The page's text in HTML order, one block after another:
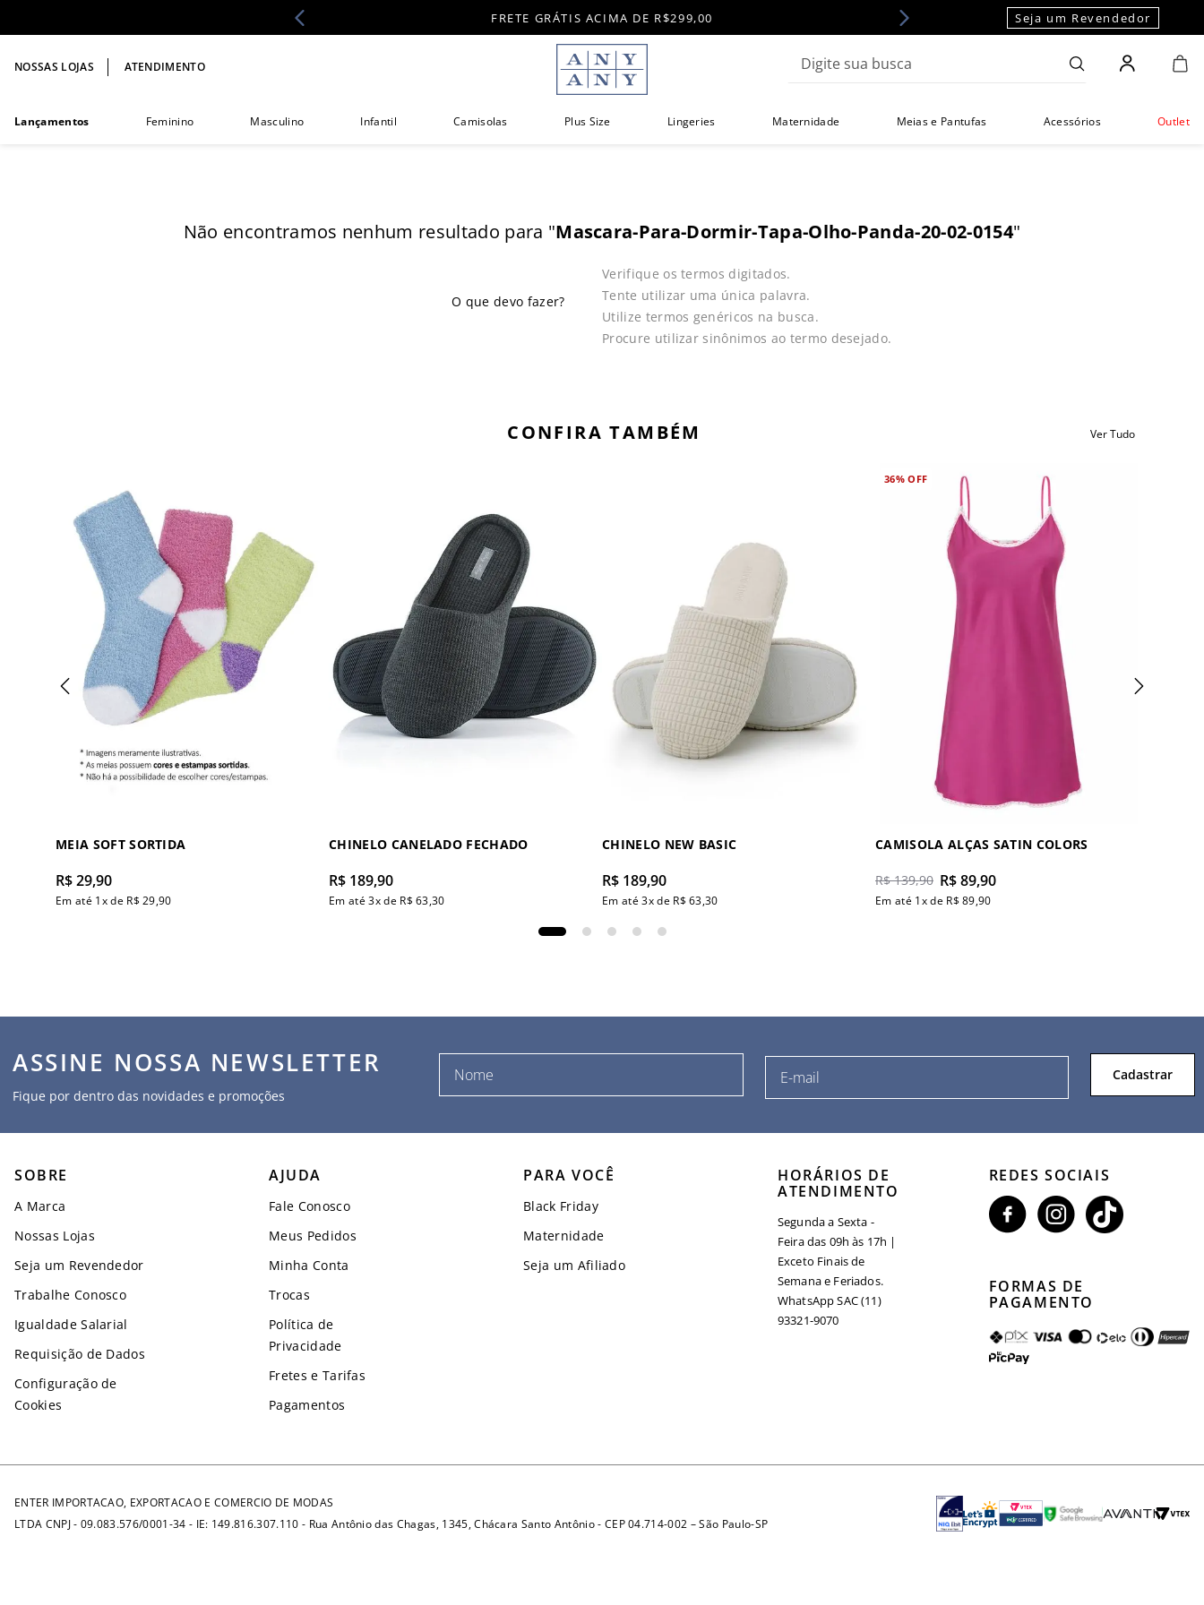
FRETE GRÁTIS ACIMA DE R$299,00 Seja um Revendedor
NOSSAS LOJAS ATENDIMENTO
Lançamentos Feminino Masculino Infantil Camisolas Plus Size Lingeries Maternidade Meias e Pantufas Acessórios Outlet
Não encontramos nenhum resultado para "Mascara-Para-Dormir-Tapa-Olho-Panda-20-02-0154"
Verifique os termos digitados.
Tente utilizar uma única palavra.
Utilize termos genéricos na busca.
Procure utilizar sinônimos ao termo desejado.
CONFIRA TAMBÉM Ver Tudo
MEIA SOFT SORTIDA
R$29,90
Em até 1x de R$ 29,90
CHINELO CANELADO FECHADO
R$ 189,90
Em até3x de R$ 63,30
CHINELO NEW BASIC
R$ 189,90
Em até3x de R$ 63,30
36%OFF
CAMISOLA ALÇAS SATIN COLORS
R$ 139,90 R$89,90
Em até 1x de R$ 89,90
ASSINE NOSSA NEWSLETTER
Fique por dentro das novidades e promoções
Cadastrar
SOBRE
A Marca
Nossas Lojas
Seja um Revendedor
Trabalhe Conosco
Igualdade Salarial
Requisição de Dados
Configuração de
Cookies
AJUDA
Fale Conosco
Meus Pedidos
Minha Conta
Trocas
Política de
Privacidade
Fretes e Tarifas
Pagamentos
PARA VOCÊ
Black Friday
Maternidade
Seja um Afiliado
HORÁRIOS DE
ATENDIMENTO
Segunda a Sexta -
Feira das 09h às 17h |
Exceto Finais de
Semana e Feriados.
WhatsApp SAC (11)
93321-9070
REDES SOCIAIS
FORMAS DE
PAGAMENTO
ENTER IMPORTACAO, EXPORTACAO E COMERCIO DE MODAS
LTDA CNPJ - 09.083.576/0001-34 - IE: 149.816.307.110 - Rua Antônio das Chagas, 1345, Chácara Santo Antônio - CEP 04.714-002 – São Paulo-SP